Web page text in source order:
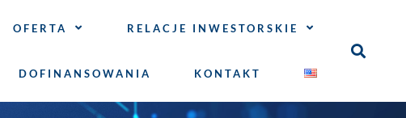
OFERTA RELACJE INWESTORSKIE
DOFINANSOWANIA KONTAKT